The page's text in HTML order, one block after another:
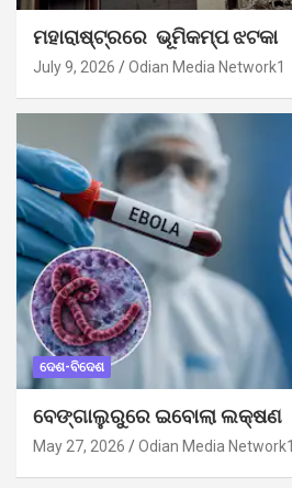
ମହାରାଷ୍ଟ୍ରରେ ଭୂମିକମ୍ପ ଝଟକା
July 9, 2026 Odian Media Network1
ଦେଶ-ବିଦେଶ
ବେଙ୍ଗାଲୁରୁରେ ଇବୋଲା ଲକ୍ଷଣ
May 27, 2026 Odian Media Network1